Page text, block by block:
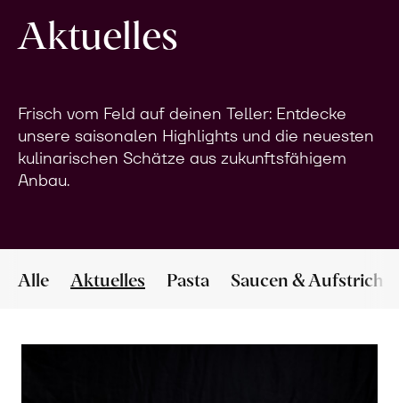
Aktuelles
Frisch vom Feld auf deinen Teller: Entdecke
unsere saisonalen Highlights und die neuesten
kulinarischen Schätze aus zukunftsfähigem
Anbau.
Alle Aktuelles Pasta Saucen & Aufstriche